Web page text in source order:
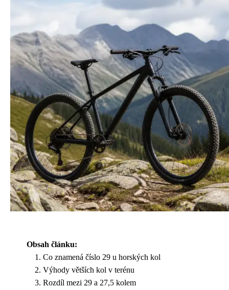
Obsah článku:
Co znamená číslo 29 u horských kol
Výhody větších kol v terénu
Rozdíl mezi 29 a 27,5 kolem